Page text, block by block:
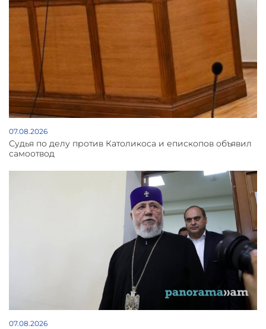
07.08.2026
Судья по делу против Католикоса и епископов объявил
самоотвод
07.08.2026